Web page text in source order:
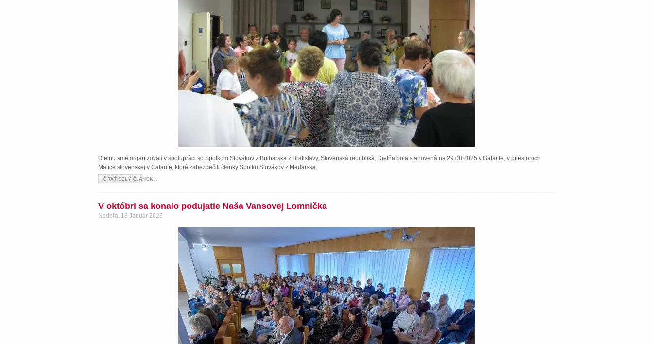
Dielňu sme organizovali v spolupráci so Spolkom Slovákov z Bulharska z Bratislavy, Slovenská republika. Dielňa bola stanovená na 29.08.2025 v Galante, v priestoroch
Matice slovenskej v Galante, ktoré zabezpečili členky Spolku Slovákov z Maďarska.
ČÍTAŤ CELÝ ČLÁNOK...
V októbri sa konalo podujatie Naša Vansovej Lomnička
Nedeľa, 18 Január 2026